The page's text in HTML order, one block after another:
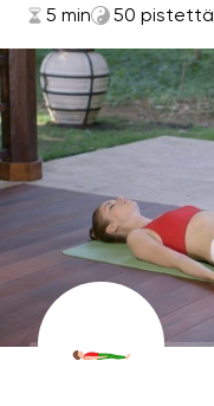
5 min 50 pistettä